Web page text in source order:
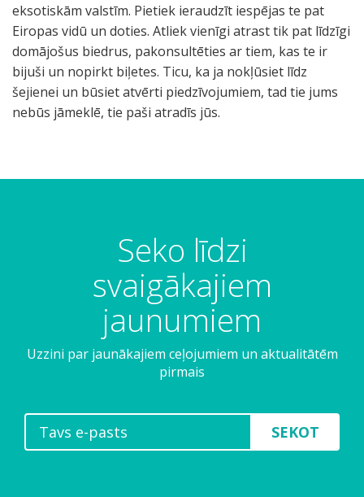
eksotiskām valstīm. Pietiek ieraudzīt iespējas te pat
Eiropas vidū un doties. Atliek vienīgi atrast tik pat līdzīgi
domājošus biedrus, pakonsultēties ar tiem, kas te ir
bijuši un nopirkt biļetes. Ticu, ka ja nokļūsiet līdz
šejienei un būsiet atvērti piedzīvojumiem, tad tie jums
nebūs jāmeklē, tie paši atradīs jūs.
Seko līdzi
svaigākajiem
jaunumiem
Uzzini par jaunākajiem ceļojumiem un aktualitātēm
pirmais
SEKOT